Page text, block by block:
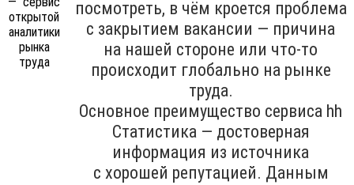
посмотреть, в чём кроется проблема
с закрытием вакансии — причина
на нашей стороне или что-то
происходит глобально на рынке
труда.
Основное преимущество сервиса hh
Cтатистика — достоверная
информация из источника
с хорошей репутацией. Данным